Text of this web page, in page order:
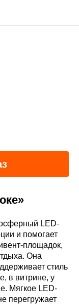
LED-
и помогает
площадок,
Она
стиль
в витрине, у
Мягкое LED-
перегружает